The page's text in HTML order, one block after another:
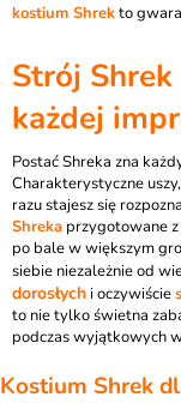
kostium Shrekto
Strój
każdej
Postać Shreka zna
Charakterystyczne
razu stajesz się
Shreka przygotowane
po bale w większym
siebie niezależnie od
dorosłych i oczywiście
to nie tylko świetna
podczas wyjątkowych
Kostium Shrek